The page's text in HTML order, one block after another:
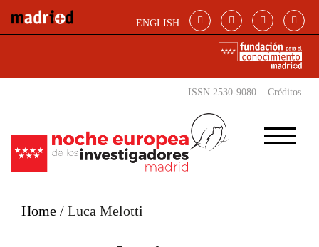
ENGLISH
ISSN 2530-9080 Créditos
Home / Luca Melotti